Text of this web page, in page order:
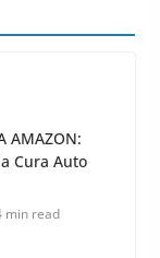
read
3 min read
AMAZON:
Cura Auto
min read